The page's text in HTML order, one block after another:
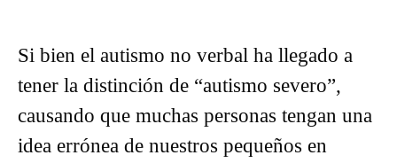
Si bien el autismo no verbal ha llegado a
tener la distinción de “autismo severo”,
causando que muchas personas tengan una
idea errónea de nuestros pequeños en